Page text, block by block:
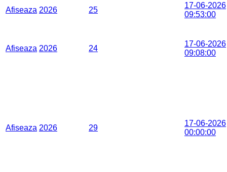
Afiseaza 2026 25
17-06-2026
09:53:00
Afiseaza 2026 24
17-06-2026
09:08:00
Afiseaza 2026 29
17-06-2026
00:00:00